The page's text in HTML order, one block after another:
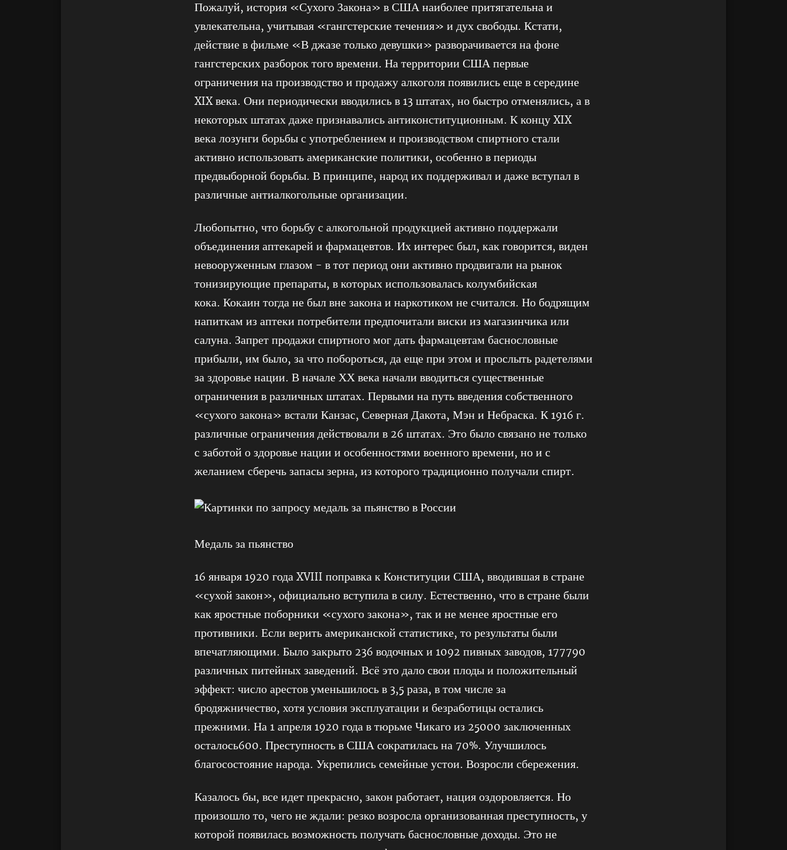
Пожалуй, история «Сухого Закона» в США наиболее притягательна и
увлекательна, учитывая «гангстерские течения» и дух свободы. Кстати,
действие в фильме «В джазе только девушки» разворачивается на фоне
гангстерских разборок того времени. На территории США первые
ограничения на производство и продажу алкоголя появились еще в середине
XIX века. Они периодически вводились в 13 штатах, но быстро отменялись, а в
некоторых штатах даже признавались антиконституционным. К концу XIX
века лозунги борьбы с употреблением и производством спиртного стали
активно использовать американские политики, особенно в периоды
предвыборной борьбы. В принципе, народ их поддерживал и даже вступал в
различные антиалкогольные организации.
Любопытно, что борьбу с алкогольной продукцией активно поддержали
объединения аптекарей и фармацевтов. Их интерес был, как говорится, виден
невооруженным глазом - в тот период они активно продвигали на рынок
тонизирующие препараты, в которых использовалась колумбийская
кока. Кокаин тогда не был вне закона и наркотиком не считался. Но бодрящим
напиткам из аптеки потребители предпочитали виски из магазинчика или
салуна. Запрет продажи спиртного мог дать фармацевтам баснословные
прибыли, им было, за что побороться, да еще при этом и прослыть радетелями
за здоровье нации. В начале ХХ века начали вводиться существенные
ограничения в различных штатах. Первыми на путь введения собственного
«сухого закона» встали Канзас, Северная Дакота, Мэн и Небраска. К 1916 г.
различные ограничения действовали в 26 штатах. Это было связано не только
с заботой о здоровье нации и особенностями военного времени, но и с
желанием сберечь запасы зерна, из которого традиционно получали спирт.
Медаль за пьянство
16 января 1920 года XVIII поправка к Конституции США, вводившая в стране
«сухой закон», официально вступила в силу. Естественно, что в стране были
как яростные поборники «сухого закона», так и не менее яростные его
противники. Если верить американской статистике, то результаты были
впечатляющими. Было закрыто 236 водочных и 1092 пивных заводов, 177790
различных питейных заведений. Всё это дало свои плоды и положительный
эффект: число арестов уменьшилось в 3,5 раза, в том числе за
бродяжничество, хотя условия эксплуатации и безработицы остались
прежними. На 1 апреля 1920 года в тюрьме Чикаго из 25000 заключенных
осталось600. Преступность в США сократилась на 70%. Улучшилось
благосостояние народа. Укрепились семейные устои. Возросли сбережения.
Казалось бы, все идет прекрасно, закон работает, нация оздоровляется. Но
произошло то, чего не ждали: резко возросла организованная преступность, у
которой появилась возможность получать баснословные доходы. Это не